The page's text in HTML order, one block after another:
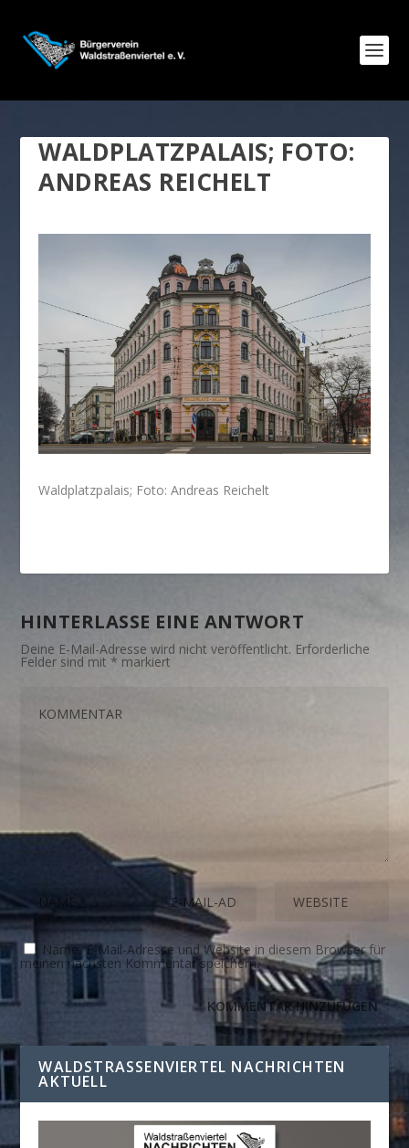
WALDPLATZPALAIS; FOTO:
ANDREAS REICHELT
Waldplatzpalais; Foto: Andreas Reichelt
HINTERLASSE EINE ANTWORT
Deine E-Mail-Adresse wird nicht veröffentlicht. Erforderliche
Felder sind mit * markiert
Name, E-Mail-Adresse und Website in diesem Browser für
meinen nächsten Kommentar speichern.
WALDSTRASSENVIERTEL NACHRICHTEN A
KTUELL